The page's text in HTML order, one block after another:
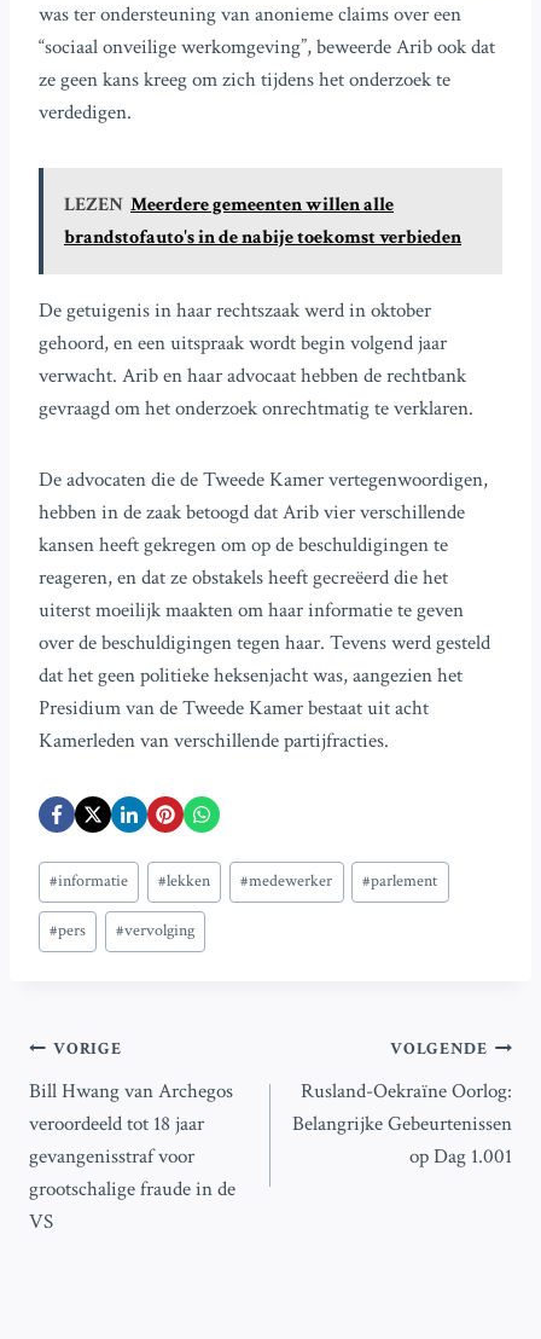
was ter ondersteuning van anonieme claims over een
“sociaal onveilige werkomgeving”, beweerde Arib ook dat
ze geen kans kreeg om zich tijdens het onderzoek te
verdedigen.
LEZEN Meerdere gemeenten willen alle
brandstofauto's in de nabije toekomst verbieden
De getuigenis in haar rechtszaak werd in oktober
gehoord, en een uitspraak wordt begin volgend jaar
verwacht. Arib en haar advocaat hebben de rechtbank
gevraagd om het onderzoek onrechtmatig te verklaren.
De advocaten die de Tweede Kamer vertegenwoordigen,
hebben in de zaak betoogd dat Arib vier verschillende
kansen heeft gekregen om op de beschuldigingen te
reageren, en dat ze obstakels heeft gecreëerd die het
uiterst moeilijk maakten om haar informatie te geven
over de beschuldigingen tegen haar. Tevens werd gesteld
dat het geen politieke heksenjacht was, aangezien het
Presidium van de Tweede Kamer bestaat uit acht
Kamerleden van verschillende partijfracties.
Bericht
tags:
#informatie #lekken #medewerker #parlement
#pers #vervolging
Bericht
navigatie
VORIGE
Bill Hwang van Archegos
veroordeeld tot 18 jaar
gevangenisstraf voor
grootschalige fraude in de
VS
VOLGENDE
Rusland-Oekraïne Oorlog:
Belangrijke Gebeurtenissen
op Dag 1.001